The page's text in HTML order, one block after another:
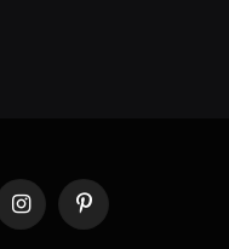
InstagramPinterest